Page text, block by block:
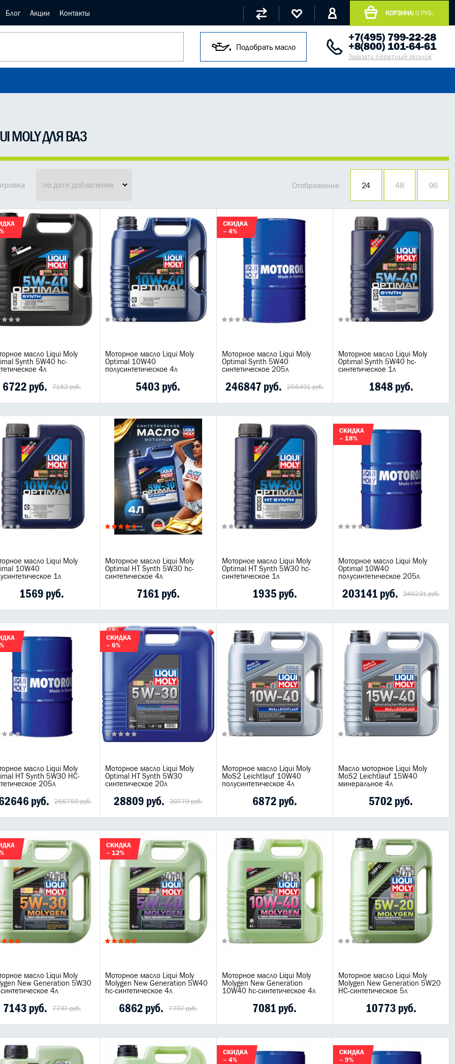
Блог Акции Контакты КОРЗИНА: 0 РУБ.
Подобрать масло
+7(495) 799-22-28
+8(800) 101-64-61
Заказать обратный звонок
MOLY ДЛЯ ВАЗ
Отображение 24 48 96
масло Liqui Moly
Synth 5W40 hc-
4л
6722 руб. 7182 руб.
Моторное масло Liqui Moly
Optimal 10W40
полусинтетическое 4л
5403 руб.
СКИДКА
– 4%
Моторное масло Liqui Moly
Optimal Synth 5W40
синтетическое 205л
246847 руб. 256491 руб.
Моторное масло Liqui Moly
Optimal Synth 5W40 hc-
синтетическое 1л
1848 руб.
масло Liqui Moly
10W40
1л
1569 руб.
Моторное масло Liqui Moly
Optimal HT Synth 5W30 hc-
синтетическое 4л
7161 руб.
Моторное масло Liqui Moly
Optimal HT Synth 5W30 hc-
синтетическое 1л
1935 руб.
СКИДКА
– 18%
Моторное масло Liqui Moly
Optimal 10W40
полусинтетическое 205л
203141 руб. 246231 руб.
масло Liqui Moly
HT Synth 5W30 НС-
205л
руб. 266750 руб.
СКИДКА
– 6%
Моторное масло Liqui Moly
Optimal HT Synth 5W30
синтетическое 20л
28809 руб. 30779 руб.
Моторное масло Liqui Moly
MoS2 Leichtlauf 10W40
полусинтетическое 4л
6872 руб.
Масло моторное Liqui Moly
MoS2 Leichtlauf 15W40
минеральное 4л
5702 руб.
масло Liqui Moly
New Generation 5W30
4л
7143 руб. 7797 руб.
СКИДКА
– 12%
Моторное масло Liqui Moly
Molygen New Generation 5W40
hc-синтетическое 4л
6862 руб. 7797 руб.
Моторное масло Liqui Moly
Molygen New Generation
10W40 hc-синтетическое 4л
7081 руб.
Моторное масло Liqui Moly
Molygen New Generation 5W20
НС-синтетическое 5л
10773 руб.
СКИДКА
– 4%
СКИДКА
– 9%